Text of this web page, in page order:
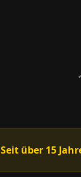
Seit über 15